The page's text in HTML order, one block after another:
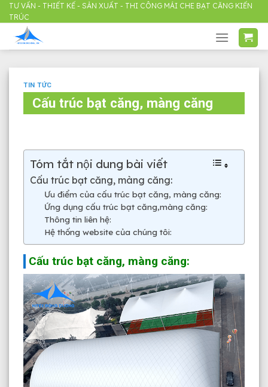
Skip
to
content
TƯ VẤN - THIẾT KẾ - SẢN XUẤT - THI CÔNG MÁI CHE BẠT CĂNG KIẾN
TRÚC
TIN TỨC
Cấu trúc bạt căng, màng căng
Tóm tắt nội dung bài viết
Cấu trúc bạt căng, màng căng:
Ưu điểm của cấu trúc bạt căng, màng căng:
Ứng dụng cấu trúc bạt căng,màng căng:
Thông tin liên hệ:
Hệ thống website của chúng tôi:
Cấu trúc bạt căng, màng căng: